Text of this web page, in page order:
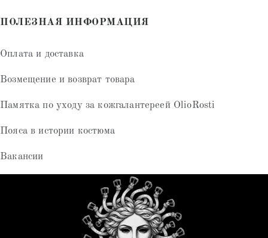
ПОЛЕЗНАЯ ИНФОРМАЦИЯ
Оплата и доставка
Возмещение и возврат товара
Памятка по уходу за кожгалантереей OlioRosti
Пояса в истории костюма
Вакансии